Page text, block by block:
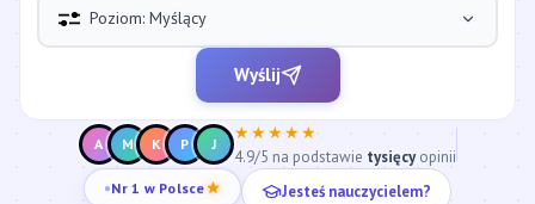
Poziom: Myślący
Wyślij
A M K P J
★★★★★
4.9/5 na podstawie tysięcyopinii
Nr 1 w Polsce Jesteś nauczycielem?